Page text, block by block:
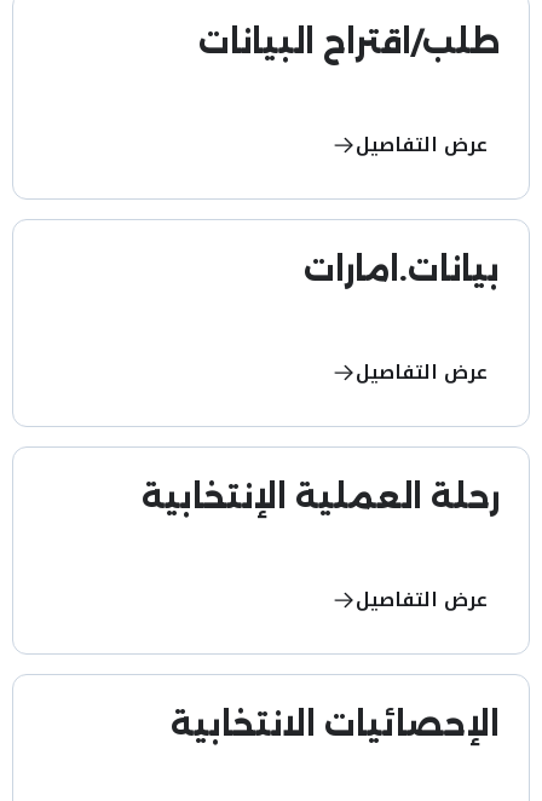
طلب/اقتراح البيانات
عرض التفاصيل
بيانات.امارات
عرض التفاصيل
رحلة العملية الإنتخابية
عرض التفاصيل
الإحصائيات الانتخابية